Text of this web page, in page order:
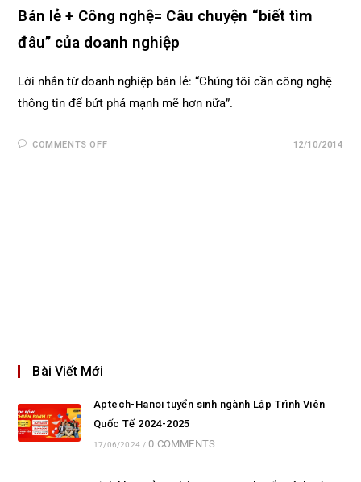
Bán lẻ + Công nghệ= Câu chuyện “biết tìm
đâu” của doanh nghiệp
Lời nhắn từ doanh nghiệp bán lẻ: “Chúng tôi cần công nghệ
thông tin để bứt phá mạnh mẽ hơn nữa”.
COMMENTS OFF 12/10/2014
Bài Viết Mới
Aptech-Hanoi tuyển sinh ngành Lập Trình Viên
Quốc Tế 2024-2025
17/06/2024 / 0 COMMENTS